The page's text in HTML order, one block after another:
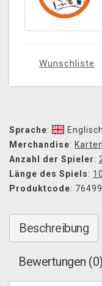
Wunschliste
Sprache:
Englisch
Merchandise:
Anzahl der Spieler:
Länge des Spiels:
Produktcode: 76499
Beschreibung
Bewertungen (0)